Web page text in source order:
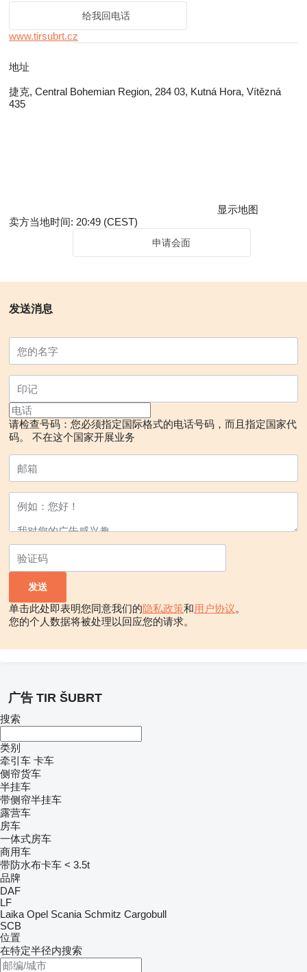
给我回电话
www.tirsubrt.cz
地址
捷克, Central Bohemian Region, 284 03, Kutná Hora, Vítězná
435
显示地图
卖方当地时间: 20:49 (CEST)
申请会面
发送消息
请检查号码：您必须指定国际格式的电话号码，而且指定国家代
码。
不在这个国家开展业务
单击此处即表明您同意我们的隐私政策和用户协议。
您的个人数据将被处理以回应您的请求。
广告 TIR ŠUBRT
搜索
类别
牵引车 卡车
侧帘货车
半挂车
带侧帘半挂车
露营车
房车
一体式房车
商用车
带防水布卡车 < 3.5t
品牌
DAF
LF
Laika Opel Scania Schmitz Cargobull
SCB
位置
在特定半径内搜索